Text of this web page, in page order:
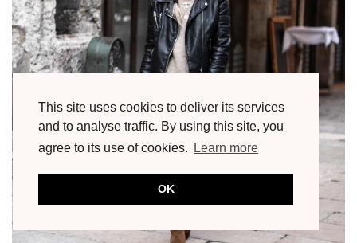
This site uses cookies to deliver its services
and to analyse traffic. By using this site, you
agree to its use of cookies.
Learn more
OK